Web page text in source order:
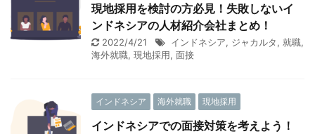
現地採用を検討の方必見！失敗しないイ
ンドネシアの人材紹介会社まとめ！
2022/4/21 インドネシア, ジャカルタ, 就職,
海外就職, 現地採用, 面接
インドネシア 海外就職 現地採用
インドネシアでの面接対策を考えよう！